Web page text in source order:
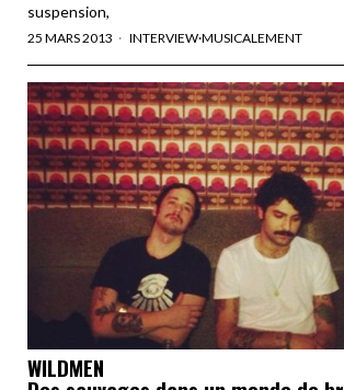
suspension,
25 MARS 2013 INTERVIEW·MUSICALEMENT
WILDMEN